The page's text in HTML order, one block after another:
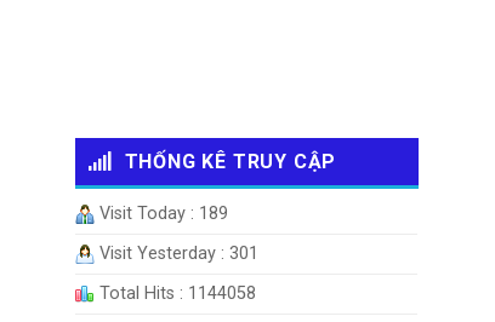
THỐNG KÊ TRUY CẬP
Visit Today : 189
Visit Yesterday : 301
Total Hits : 1144058